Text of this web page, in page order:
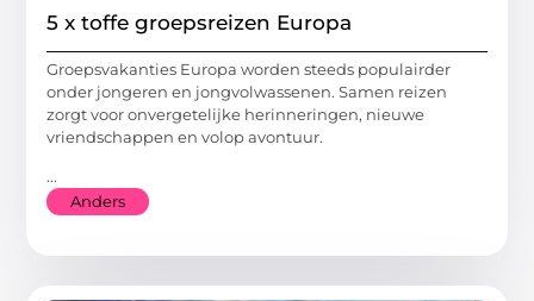
5 x toffe groepsreizen Europa
Groepsvakanties Europa worden steeds populairder
onder jongeren en jongvolwassenen. Samen reizen
zorgt voor onvergetelijke herinneringen, nieuwe
vriendschappen en volop avontuur.
...
Anders